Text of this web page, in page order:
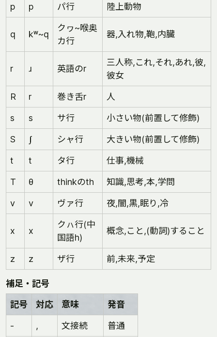
p p パ行 陸上動物
q kʷ~q
クヮ~喉奥
カ行
器,入れ物,鞄,内臓
r ɹ 英語のr
三人称,これ,それ,あれ,彼,
彼女
R r 巻き舌r 人
s s サ行 小さい物(前置して修飾)
S ʃ シャ行 大きい物(前置して修飾)
t t タ行 仕事,機械
T θ thinkのth 知識,思考,本,学問
v v ヴァ行 夜,闇,黒,眠り,冷
x x
クㇵ行(中
国語h)
概念,こと,(動詞)すること
z z ザ行 前,未来,予定
補足・記号
記号 対応 意味 発音
- , 文接続 普通